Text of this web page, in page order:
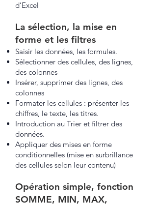
d’Excel
La sélection, la mise en
forme et les filtres
Saisir les données, les formules.
Sélectionner des cellules, des lignes,
des colonnes
Insérer, supprimer des lignes, des
colonnes
Formater les cellules : présenter les
chiffres, le texte, les titres.
Introduction au Trier et filtrer des
données.
Appliquer des mises en forme
conditionnelles (mise en surbrillance
des cellules selon leur contenu)
Opération simple, fonction
SOMME, MIN, MAX,